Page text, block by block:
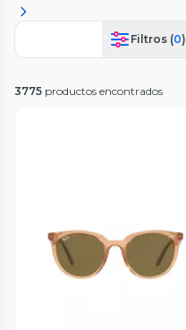
Filtros (0)
3775 productos encontrados